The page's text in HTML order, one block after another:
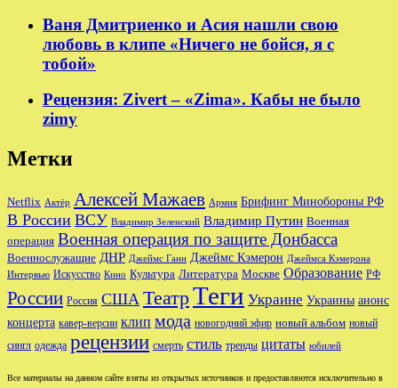
Ваня Дмитриенко и Асия нашли свою
любовь в клипе «Ничего не бойся, я с
тобой»
Рецензия: Zivert – «Zima». Кабы не было
zimy
Метки
Netflix Актёр Алексей Мажаев Армия Брифинг Минобороны РФ
В России ВСУ Владимир Зеленский Владимир Путин Военная
операция Военная операция по защите Донбасса
Военнослужащие ДНР Джеймс Ганн Джеймс Кэмерон Джеймса Кэмерона
Интервью Искусство Кино Культура Литература Москве Образование РФ
России Россия США ТеатрТеги Украине Украины анонс
концерта кавер-версии клип мода новогодний эфир новый альбом новый
сингл одежда рецензии смерть стиль тренды цитаты юбилей
Все материалы на данном сайте взяты из открытых источников и предоставляются исключительно в